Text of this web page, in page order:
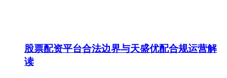
股票配资平台合法边界与天盛优配合规运营解
读